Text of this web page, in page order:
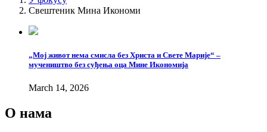
Свештеник Мина Икономи
„Мој живот нема смисла без Христа и Свете Марије“ –
мучеништво без суђења оца Мине Икономија
March 14, 2026
О нама